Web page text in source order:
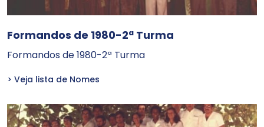
Formandos de 1980-2ª Turma
Formandos de 1980-2ª Turma
> Veja lista de Nomes